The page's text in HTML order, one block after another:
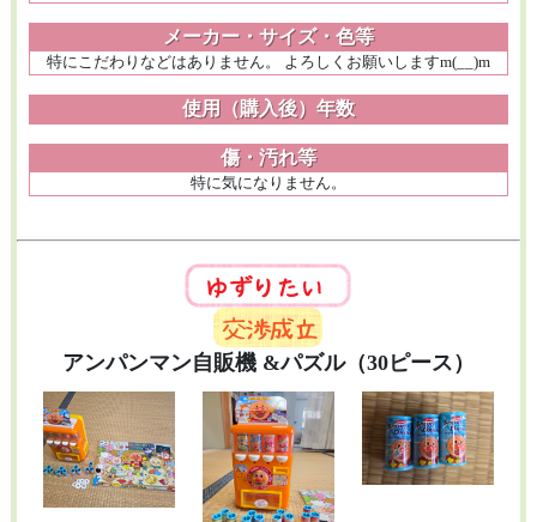
メーカー・サイズ・色等
特にこだわりなどはありません。 よろしくお願いしますm(__)m
使用（購入後）年数
傷・汚れ等
特に気になりません。
アンパンマン自販機 &パズル（30ピース）